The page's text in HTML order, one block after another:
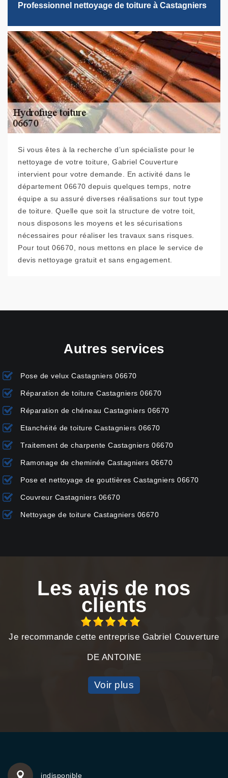
Professionnel nettoyage de toiture à Castagniers
Si vous êtes à la recherche d’un spécialiste pour le
nettoyage de votre toiture, Gabriel Couverture
intervient pour votre demande. En activité dans le
département 06670 depuis quelques temps, notre
équipe a su assuré diverses réalisations sur tout type
de toiture. Quelle que soit la structure de votre toit,
nous disposons les moyens et les sécurisations
nécessaires pour réaliser les travaux sans risques.
Pour tout 06670, nous mettons en place le service de
devis nettoyage gratuit et sans engagement.
Autres services
Pose de velux Castagniers 06670
Réparation de toiture Castagniers 06670
Réparation de chéneau Castagniers 06670
Etanchéité de toiture Castagniers 06670
Traitement de charpente Castagniers 06670
Ramonage de cheminée Castagniers 06670
Pose et nettoyage de gouttières Castagniers 06670
Couvreur Castagniers 06670
Nettoyage de toiture Castagniers 06670
Les avis de nos
clients
Je recommande cette entreprise Gabriel Couverture
DE ANTOINE
Voir plus
indisponible